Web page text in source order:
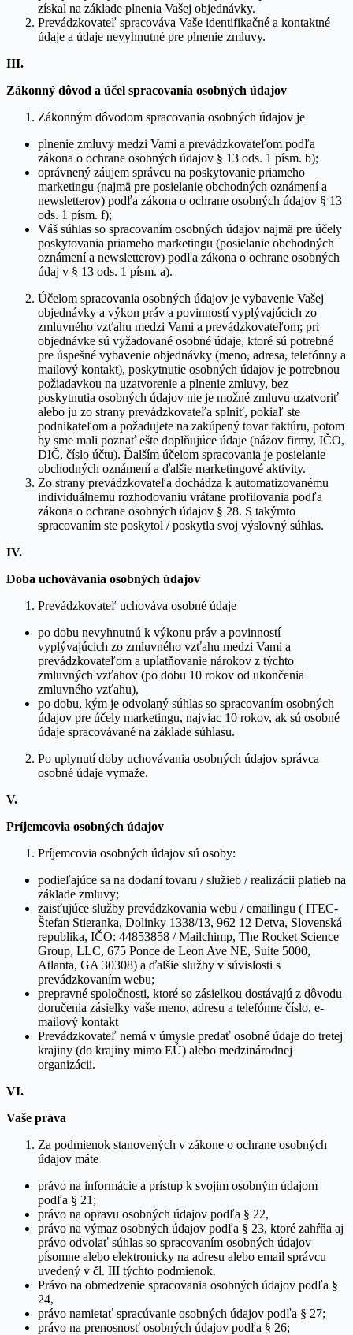
získal na základe plnenia Vašej objednávky.
Prevádzkovateľ spracováva Vaše identifikačné a kontaktné
údaje a údaje nevyhnutné pre plnenie zmluvy.
III.
Zákonný dôvod a účel spracovania osobných údajov
Zákonným dôvodom spracovania osobných údajov je
plnenie zmluvy medzi Vami a prevádzkovateľom podľa
zákona o ochrane osobných údajov § 13 ods. 1 písm. b);
oprávnený záujem správcu na poskytovanie priameho
marketingu (najmä pre posielanie obchodných oznámení a
newsletterov) podľa zákona o ochrane osobných údajov § 13
ods. 1 písm. f);
Váš súhlas so spracovaním osobných údajov najmä pre účely
poskytovania priameho marketingu (posielanie obchodných
oznámení a newsletterov) podľa zákona o ochrane osobných
údaj v § 13 ods. 1 písm. a).
Účelom spracovania osobných údajov je vybavenie Vašej
objednávky a výkon práv a povinností vyplývajúcich zo
zmluvného vzťahu medzi Vami a prevádzkovateľom; pri
objednávke sú vyžadované osobné údaje, ktoré sú potrebné
pre úspešné vybavenie objednávky (meno, adresa, telefónny a
mailový kontakt), poskytnutie osobných údajov je potrebnou
požiadavkou na uzatvorenie a plnenie zmluvy, bez
poskytnutia osobných údajov nie je možné zmluvu uzatvoriť
alebo ju zo strany prevádzkovateľa splniť, pokiaľ ste
podnikateľom a požadujete na zakúpený tovar faktúru, potom
by sme mali poznať ešte doplňujúce údaje (názov firmy, IČO,
DIČ, číslo účtu). Ďalším účelom spracovania je posielanie
obchodných oznámení a ďalšie marketingové aktivity.
Zo strany prevádzkovateľa dochádza k automatizovanému
individuálnemu rozhodovaniu vrátane profilovania podľa
zákona o ochrane osobných údajov § 28. S takýmto
spracovaním ste poskytol / poskytla svoj výslovný súhlas.
IV.
Doba uchovávania osobných údajov
Prevádzkovateľ uchováva osobné údaje
po dobu nevyhnutnú k výkonu práv a povinností
vyplývajúcich zo zmluvného vzťahu medzi Vami a
prevádzkovateľom a uplatňovanie nárokov z týchto
zmluvných vzťahov (po dobu 10 rokov od ukončenia
zmluvného vzťahu),
po dobu, kým je odvolaný súhlas so spracovaním osobných
údajov pre účely marketingu, najviac 10 rokov, ak sú osobné
údaje spracovávané na základe súhlasu.
Po uplynutí doby uchovávania osobných údajov správca
osobné údaje vymaže.
V.
Príjemcovia osobných údajov
Príjemcovia osobných údajov sú osoby:
podieľajúce sa na dodaní tovaru / služieb / realizácii platieb na
základe zmluvy;
zaisťujúce služby prevádzkovania webu / emailingu ( ITEC-
Štefan Stieranka, Dolinky 1338/13, 962 12 Detva, Slovenská
republika, IČO: 44853858 / Mailchimp, The Rocket Science
Group, LLC, 675 Ponce de Leon Ave NE, Suite 5000,
Atlanta, GA 30308) a ďalšie služby v súvislosti s
prevádzkovaním webu;
prepravné spoločnosti, ktoré so zásielkou dostávajú z dôvodu
doručenia zásielky vaše meno, adresu a telefónne číslo, e-
mailový kontakt
Prevádzkovateľ nemá v úmysle predať osobné údaje do tretej
krajiny (do krajiny mimo EÚ) alebo medzinárodnej
organizácii.
VI.
Vaše práva
Za podmienok stanovených v zákone o ochrane osobných
údajov máte
právo na informácie a prístup k svojim osobným údajom
podľa § 21;
právo na opravu osobných údajov podľa § 22,
právo na výmaz osobných údajov podľa § 23, ktoré zahŕňa aj
právo odvolať súhlas so spracovaním osobných údajov
písomne alebo elektronicky na adresu alebo email správcu
uvedený v čl. III týchto podmienok.
Právo na obmedzenie spracovania osobných údajov podľa §
24,
právo namietať spracúvanie osobných údajov podľa § 27;
právo na prenosnosť osobných údajov podľa § 26;